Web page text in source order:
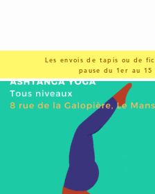
Les envois de tapis ou de
pause du 1er au 15